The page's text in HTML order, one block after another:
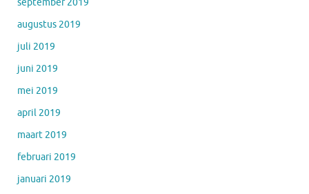
augustus 2019
juli 2019
juni 2019
mei 2019
april 2019
maart 2019
februari 2019
januari 2019